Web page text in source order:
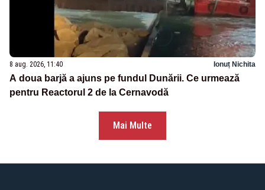
8 aug. 2026, 11:40 Ionuț Nichita
A doua barjă a ajuns pe fundul Dunării. Ce urmează
pentru Reactorul 2 de la Cernavodă
Mai Multe